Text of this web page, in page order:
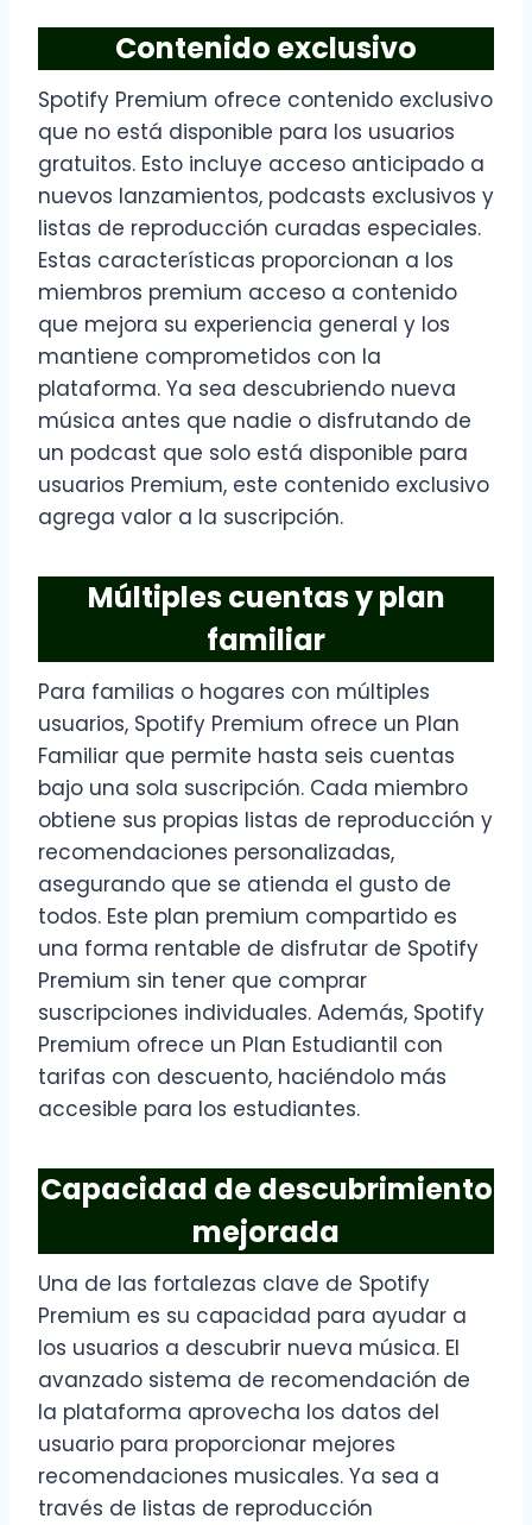
Contenido exclusivo
Spotify Premium ofrece contenido exclusivo
que no está disponible para los usuarios
gratuitos. Esto incluye acceso anticipado a
nuevos lanzamientos, podcasts exclusivos y
listas de reproducción curadas especiales.
Estas características proporcionan a los
miembros premium acceso a contenido
que mejora su experiencia general y los
mantiene comprometidos con la
plataforma. Ya sea descubriendo nueva
música antes que nadie o disfrutando de
un podcast que solo está disponible para
usuarios Premium, este contenido exclusivo
agrega valor a la suscripción.
Múltiples cuentas y plan
familiar
Para familias o hogares con múltiples
usuarios, Spotify Premium ofrece un Plan
Familiar que permite hasta seis cuentas
bajo una sola suscripción. Cada miembro
obtiene sus propias listas de reproducción y
recomendaciones personalizadas,
asegurando que se atienda el gusto de
todos. Este plan premium compartido es
una forma rentable de disfrutar de Spotify
Premium sin tener que comprar
suscripciones individuales. Además, Spotify
Premium ofrece un Plan Estudiantil con
tarifas con descuento, haciéndolo más
accesible para los estudiantes.
Capacidad de descubrimiento
mejorada
Una de las fortalezas clave de Spotify
Premium es su capacidad para ayudar a
los usuarios a descubrir nueva música. El
avanzado sistema de recomendación de
la plataforma aprovecha los datos del
usuario para proporcionar mejores
recomendaciones musicales. Ya sea a
través de listas de reproducción